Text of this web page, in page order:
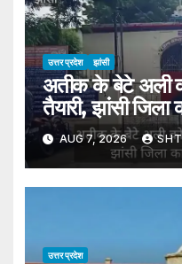
उत्तर प्रदेश झांसी
अतीक के बेटे अली
तैयारी, झांसी जिला
AUG 7, 2026
उत्तर प्रदेश